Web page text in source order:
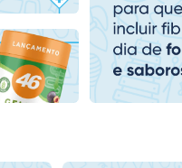
Comprar sem Desconto
Por R$ 104,99/cada
Comprar sem Desconto
Por R$ 104,99/cada